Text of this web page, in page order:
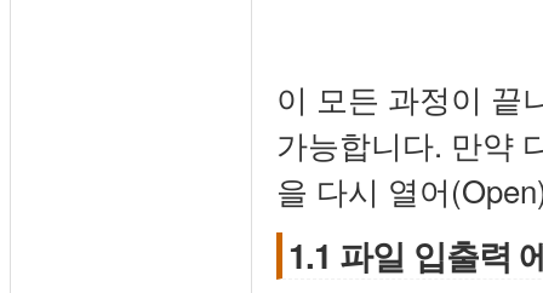
이 모든 과정이 끝
가능합니다. 만약
을 다시 열어
1.1 파일 입출력